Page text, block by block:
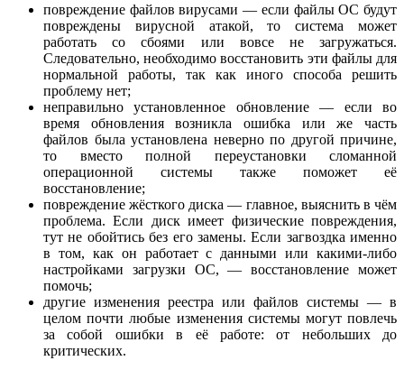
повреждение файлов вирусами — если файлы ОС будут
повреждены вирусной атакой, то система может
работать со сбоями или вовсе не загружаться.
Следовательно, необходимо восстановить эти файлы для
нормальной работы, так как иного способа решить
проблему нет;
неправильно установленное обновление — если во
время обновления возникла ошибка или же часть
файлов была установлена неверно по другой причине,
то вместо полной переустановки сломанной
операционной системы также поможет её
восстановление;
повреждение жёсткого диска — главное, выяснить в чём
проблема. Если диск имеет физические повреждения,
тут не обойтись без его замены. Если загвоздка именно
в том, как он работает с данными или какими-либо
настройками загрузки ОС, — восстановление может
помочь;
другие изменения реестра или файлов системы — в
целом почти любые изменения системы могут повлечь
за собой ошибки в её работе: от небольших до
критических.